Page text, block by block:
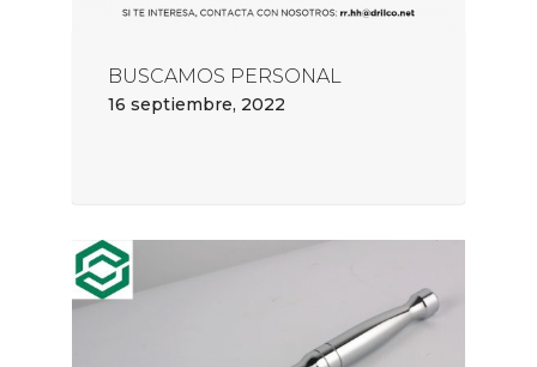
BUSCAMOS PERSONAL
16 septiembre, 2022